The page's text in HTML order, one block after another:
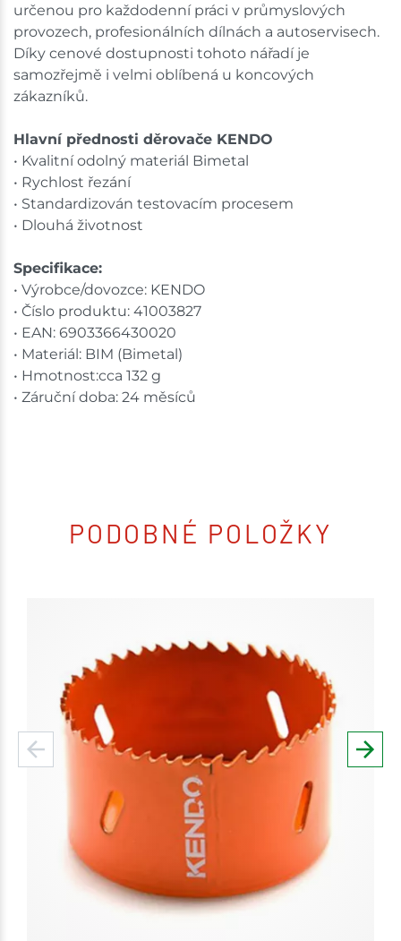
určenou pro každodenní práci v průmyslových
provozech, profesionálních dílnách a autoservisech.
Díky cenové dostupnosti tohoto nářadí je
samozřejmě i velmi oblíbená u koncových
zákazníků.
Hlavní přednosti děrovače KENDO
• Kvalitní odolný materiál Bimetal
• Rychlost řezání
• Standardizován testovacím procesem
• Dlouhá životnost
Specifikace:
• Výrobce/dovozce: KENDO
• Číslo produktu: 41003827
• EAN: 6903366430020
• Materiál: BIM (Bimetal)
• Hmotnost:cca 132 g
• Záruční doba: 24 měsíců
PODOBNÉ POLOŽKY